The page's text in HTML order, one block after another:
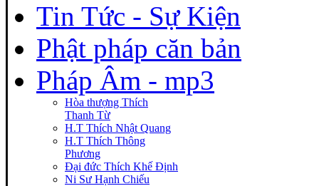
Tin Tức - Sự Kiện
Phật pháp căn bản
Pháp Âm - mp3
Hòa thượng Thích
Thanh Từ
H.T Thích Nhật Quang
H.T Thích Thông
Phương
Đại đức Thích Khế Định
Ni Sư Hạnh Chiếu